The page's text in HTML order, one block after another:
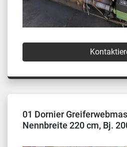
01 Dornier
Nennbreite 220 cm, Bj.